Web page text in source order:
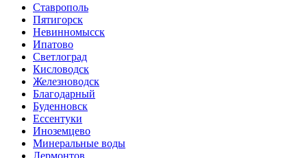
Ставрополь
Пятигорск
Невинномысск
Ипатово
Светлоград
Кисловодск
Железноводск
Благодарный
Буденновск
Ессентуки
Иноземцево
Минеральные воды
Лермонтов